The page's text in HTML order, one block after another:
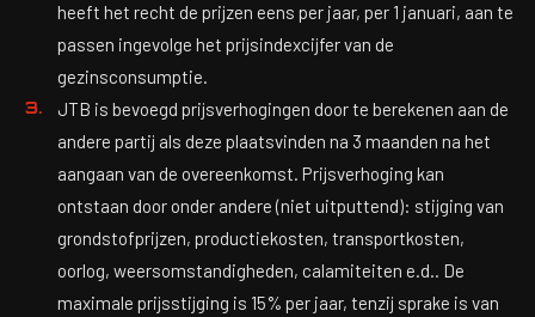
heeft het recht de prijzen eens per jaar, per 1 januari, aan te
passen ingevolge het prijsindexcijfer van de
gezinsconsumptie.
JTB is bevoegd prijsverhogingen door te berekenen aan de
andere partij als deze plaatsvinden na 3 maanden na het
aangaan van de overeenkomst. Prijsverhoging kan
ontstaan door onder andere (niet uitputtend): stijging van
grondstofprijzen, productiekosten, transportkosten,
oorlog, weersomstandigheden, calamiteiten e.d.. De
maximale prijsstijging is 15% per jaar, tenzij sprake is van